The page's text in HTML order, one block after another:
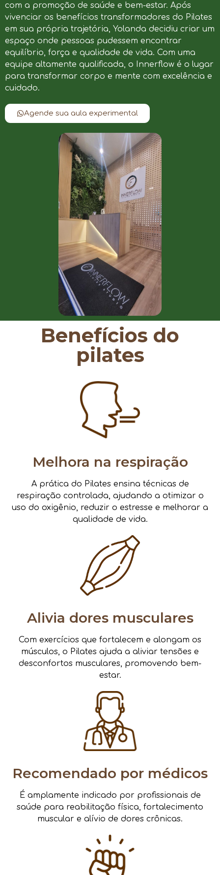
com a promoção de saúde e bem-estar. Após
vivenciar os benefícios transformadores do Pilates
em sua própria trajetória, Yolanda decidiu criar um
espaço onde pessoas pudessem encontrar
equilíbrio, força e qualidade de vida. Com uma
equipe altamente qualificada, o Innerflow é o lugar
para transformar corpo e mente com excelência e
cuidado.
Agende sua aula experimental
Benefícios do
pilates
Melhora na respiração
A prática do Pilates ensina técnicas de
respiração controlada, ajudando a otimizar o
uso do oxigênio, reduzir o estresse e melhorar a
qualidade de vida.
Alivia dores musculares
Com exercícios que fortalecem e alongam os
músculos, o Pilates ajuda a aliviar tensões e
desconfortos musculares, promovendo bem-
estar.
Recomendado por médicos
É amplamente indicado por profissionais de
saúde para reabilitação física, fortalecimento
muscular e alívio de dores crônicas.